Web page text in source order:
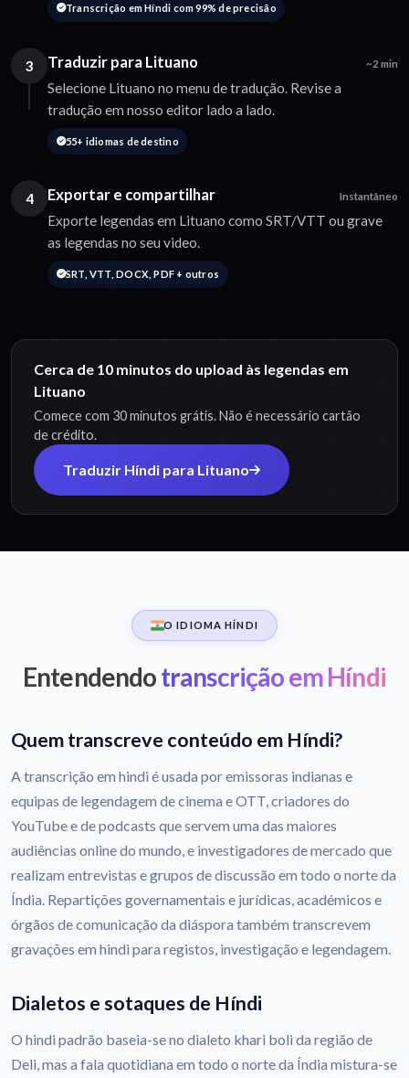
Transcrição em Híndi com 99% de precisão
3 Traduzir para Lituano ~2 min
Selecione Lituano no menu de tradução. Revise a
tradução em nosso editor lado a lado.
55+ idiomas de destino
4 Exportar e compartilhar Instantâneo
Exporte legendas em Lituano como SRT/VTT ou grave
as legendas no seu video.
SRT, VTT, DOCX, PDF + outros
Cerca de 10 minutos do upload às legendas em
Lituano
Comece com 30 minutos grátis. Não é necessário cartão
de crédito.
Traduzir Híndi para Lituano
O IDIOMA HÍNDI
Entendendotranscrição em Híndi
Quem transcreve conteúdo em Híndi?
A transcrição em hindi é usada por emissoras indianas e
equipas de legendagem de cinema e OTT, criadores do
YouTube e de podcasts que servem uma das maiores
audiências online do mundo, e investigadores de mercado que
realizam entrevistas e grupos de discussão em todo o norte da
Índia. Repartições governamentais e jurídicas, académicos e
órgãos de comunicação da diáspora também transcrevem
gravações em hindi para registos, investigação e legendagem.
Dialetos e sotaques de Híndi
O hindi padrão baseia-se no dialeto khari boli da região de
Deli, mas a fala quotidiana em todo o norte da Índia mistura-se